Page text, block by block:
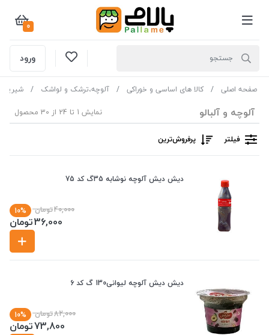
0
ورود
صفحه اصلی کالا های اساسی و خوراکی آلوچه،ترشک و لواشک
آلوچه و آلبالو نمایش 1 تا 24 از 30 محصول
فیلتر پرفروش‌ترین‌
دیش دیش آلوچه نوشابه 35گ کد 75
40,000تومان 10%
36,000تومان
دیش دیش آلوچه لیوانی130 گ کد 6
82,000تومان 10%
73,800تومان